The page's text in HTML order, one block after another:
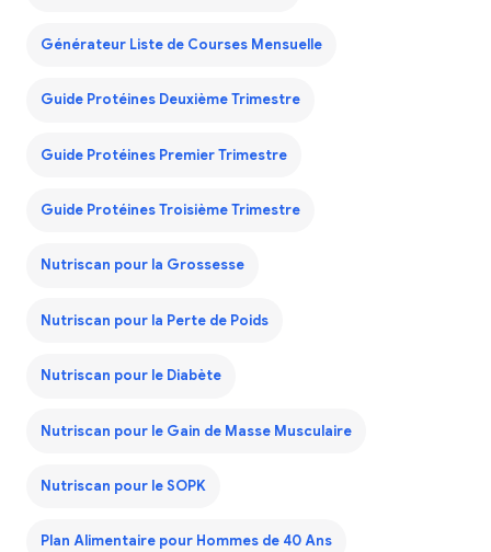
Générateur Liste de Courses Mensuelle
Guide Protéines Deuxième Trimestre
Guide Protéines Premier Trimestre
Guide Protéines Troisième Trimestre
Nutriscan pour la Grossesse
Nutriscan pour la Perte de Poids
Nutriscan pour le Diabète
Nutriscan pour le Gain de Masse Musculaire
Nutriscan pour le SOPK
Plan Alimentaire pour Hommes de 40 Ans